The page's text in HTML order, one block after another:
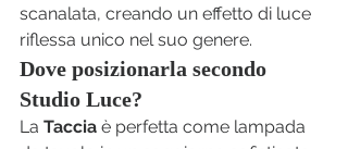
scanalata, creando un effetto di luce
riflessa unico nel suo genere.
Dove posizionarla secondo
Studio Luce?
La Taccia è perfetta come lampada